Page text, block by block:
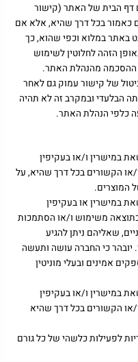
דף הבית של האתר (קישור
כאמור בכל דרך שהיא, אלא אם
באתר במלוא וכפי שהוא, כך
הזהה לחלוטין לשימוש
ההסכמה מהנהלת האתר.
של קישור עמוק גם לאחר
הבלעדי ובמקרב זה לא תהיה
כלפי הנהלת האתר.
במישרין ו/או בעקיפין
או הקשורים בכל דרך שהיא, על
המוצרים.
במישרין או בעקיפין
משימוש ו/או הסתמכות
שאליהם ניתן להגיע
כי החברה עושה ותעשה
אמינים ובעלי מוניטין
במישרין ו/או בעקיפין
או הקשורים בכל דרך שהיא
לפעילות כלשהי של כל גורם